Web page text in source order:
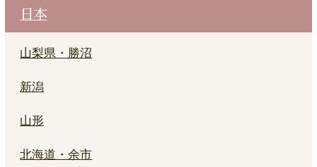
日本
山梨県・勝沼
新潟
山形
北海道・余市